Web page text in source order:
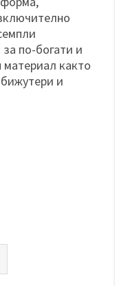
по-богати и
както
и